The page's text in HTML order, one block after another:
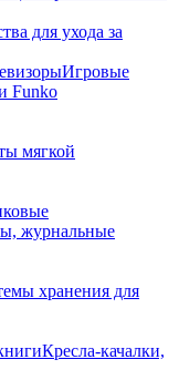
для ухода за
Игровые
Funko
мягкой
журнальные
хранения для
Кресла-качалки,